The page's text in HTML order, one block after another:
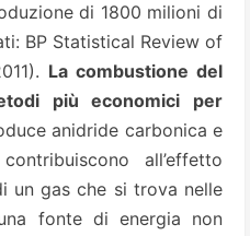
di 1800 milioni di
BP Statistical Review of
La combustione del
più economici per
anidride carbonica e
all’effetto
un gas che si trova nelle
fonte di energia non